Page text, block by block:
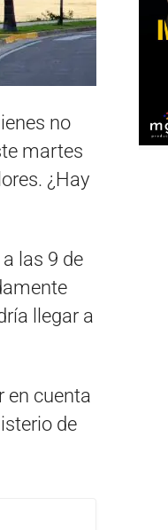
no
martes
¿Hay
las 9 de
llegar a
en cuenta
de